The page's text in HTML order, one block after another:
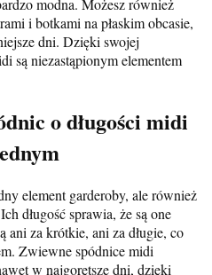
modna. Możesz również
i botkami na płaskim obcasie,
dni. Dzięki swojej
są niezastąpionym elementem
o długości midi
element garderoby, ale również
długość sprawia, że są one
ani za krótkie, ani za długie, co
Zwiewne spódnice midi
w najgorętsze dni, dzięki